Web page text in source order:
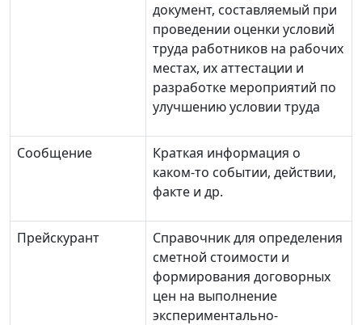
документ, составляемый при
проведении оценки условий
труда работников на рабочих
местах, их аттестации и
разработке мероприятий по
улучшению условии труда
Сообщение
Краткая информация о
каком-то событии, действии,
факте и др.
Прейскурант
Справочник для определения
сметной стоимости и
формирования договорных
цен на выполнение
экспериментально-